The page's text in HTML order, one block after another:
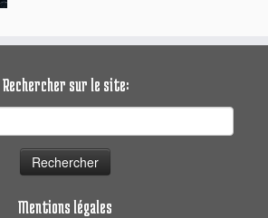
Rechercher sur le site:
Mentions légales